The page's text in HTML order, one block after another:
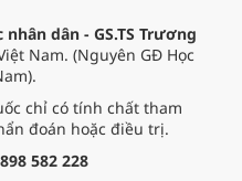
dân - GS.TS Trương
Nam. (Nguyên GĐ Học
chỉ có tính chất tham
đoán hoặc điều trị.
582 228